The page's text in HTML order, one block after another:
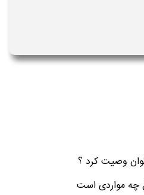
وصیت کرد ؟
چه مواردی است